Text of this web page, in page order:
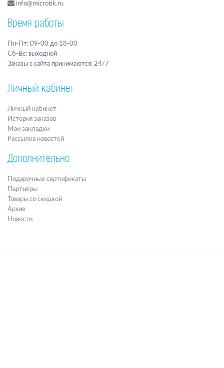
info@microtik.ru
Время работы
Пн-Пт: 09-00 до 18-00
Сб-Вс: выходной
Заказы с сайта принимаются: 24/7
Личный кабинет
Личный кабинет
История заказов
Мои закладки
Рассылка новостей
Дополнительно
Подарочные сертификаты
Партнёры
Товары со скидкой
Архив
Новости